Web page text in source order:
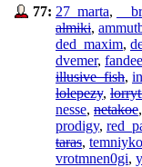
77: 27_marta,
almiki,
ded_maxim,
dvemer,
illusive_fish,
lolepezy,
nesse, netakoe
prodigy,
taras,
vrotmnen0gi,